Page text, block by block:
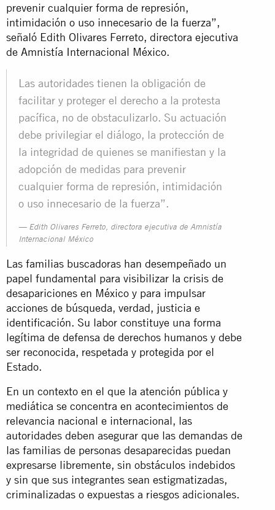
prevenir cualquier forma de represión,
intimidación o uso innecesario de la fuerza”,
señaló Edith Olivares Ferreto, directora ejecutiva
de Amnistía Internacional México.
Las autoridades tienen la obligación de
facilitar y proteger el derecho a la protesta
pacífica, no de obstaculizarlo. Su actuación
debe privilegiar el diálogo, la protección de
la integridad de quienes se manifiestan y la
adopción de medidas para prevenir
cualquier forma de represión, intimidación
o uso innecesario de la fuerza”.
Edith Olivares Ferreto, directora ejecutiva de Amnistía
Internacional México
Las familias buscadoras han desempeñado un
papel fundamental para visibilizar la crisis de
desapariciones en México y para impulsar
acciones de búsqueda, verdad, justicia e
identificación. Su labor constituye una forma
legítima de defensa de derechos humanos y debe
ser reconocida, respetada y protegida por el
Estado.
En un contexto en el que la atención pública y
mediática se concentra en acontecimientos de
relevancia nacional e internacional, las
autoridades deben asegurar que las demandas de
las familias de personas desaparecidas puedan
expresarse libremente, sin obstáculos indebidos
y sin que sus integrantes sean estigmatizadas,
criminalizadas o expuestas a riesgos adicionales.